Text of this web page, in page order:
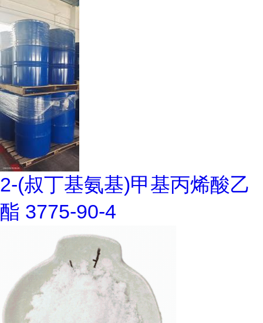
2-(叔丁基氨基)甲基丙烯酸乙
酯 3775-90-4